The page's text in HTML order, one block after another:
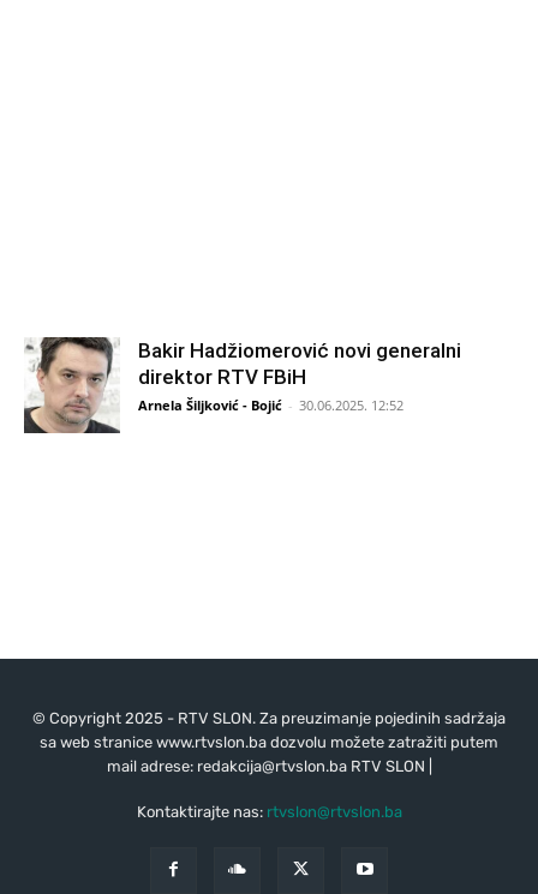
Bakir Hadžiomerović novi generalni
direktor RTV FBiH
Arnela Šiljković - Bojić - 30.06.2025. 12:52
© Copyright 2025 - RTV SLON. Za preuzimanje pojedinih sadržaja
sa web stranice www.rtvslon.ba dozvolu možete zatražiti putem
mail adrese: redakcija@rtvslon.baRTV SLON |
Kontaktirajte nas: rtvslon@rtvslon.ba